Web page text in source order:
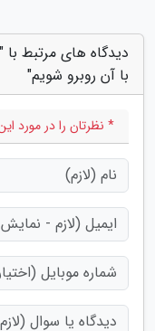
با آن روبرو شویم"
* نظرتان را در مورد